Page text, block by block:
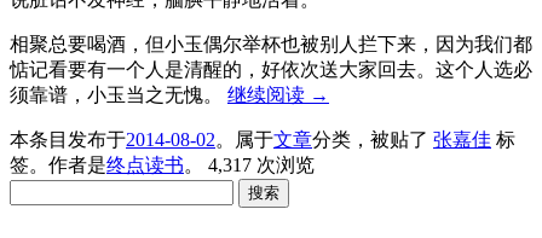
相聚总要喝酒，但小玉偶尔举杯也被别人拦下来，因为我们都
惦记看要有一个人是清醒的，好依次送大家回去。这个人选必
须靠谱，小玉当之无愧。 继续阅读 →
本条目发布于2014-08-02。属于文章分类，被贴了 张嘉佳 标
签。 作者是终点读书。
4,317 次浏览